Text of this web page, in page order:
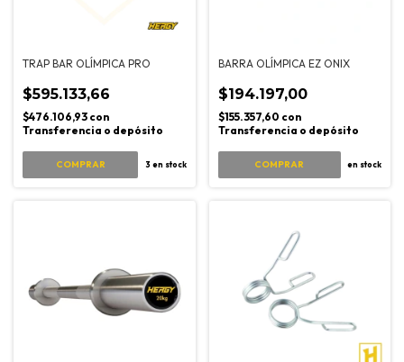
TRAP BAR OLÍMPICA PRO
$595.133,66
$476.106,93 con
Transferencia o depósito
3en stock
BARRA OLÍMPICA EZ ONIX
$194.197,00
$155.357,60 con
Transferencia o depósito
COMPRAR en stock